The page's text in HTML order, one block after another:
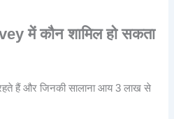
में कौन शामिल हो सकता
हैं और जिनकी सालाना आय 3 लाख से